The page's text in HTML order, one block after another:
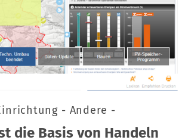
- Andere -
die Basis von Handeln